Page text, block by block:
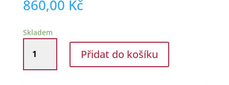
860,00 Kč
Skladem
lesní
sklo
Přidat do košíku